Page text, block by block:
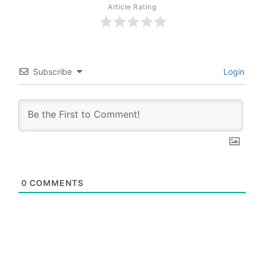
Article Rating
Subscribe Login
0 COMMENTS